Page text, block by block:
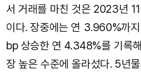
서 거래를 마친 것은 2023년
이다. 장중에는 연 3.960%까
bp 상승한 연 4.348%를 기록
장 높은 수준에 올라섰다. 5년